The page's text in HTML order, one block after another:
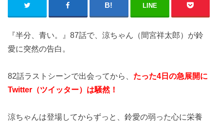
LINE
『半分、青い。』87話で、涼ちゃん（間宮祥太郎）が鈴
愛に突然の告白。
82話ラストシーンで出会ってから、 たった4日の急展開に
Twitter（ツイッター）は騒然！
涼ちゃんは登場してからずっと、鈴愛の弱った心に栄養